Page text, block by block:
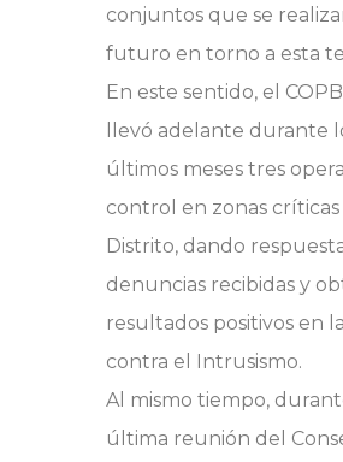
conjuntos que se
futuro en torno a esta
En este sentido, el
llevó adelante durante
últimos meses tres
control en zonas críticas
Distrito, dando
denuncias recibidas y
resultados positivos en
contra el Intrusismo.
Al mismo tiempo,
última reunión del